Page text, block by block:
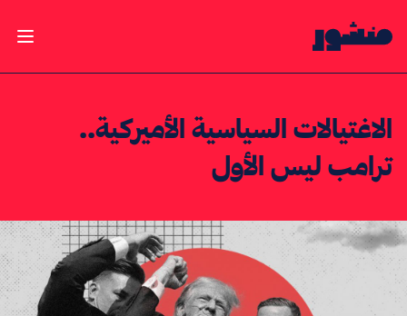
الصفحة الرئيسية
فتح
الاغتيالات السياسية الأميركية..
ترامب ليس الأول